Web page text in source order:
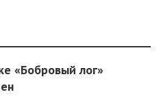
«Бобровый лог»